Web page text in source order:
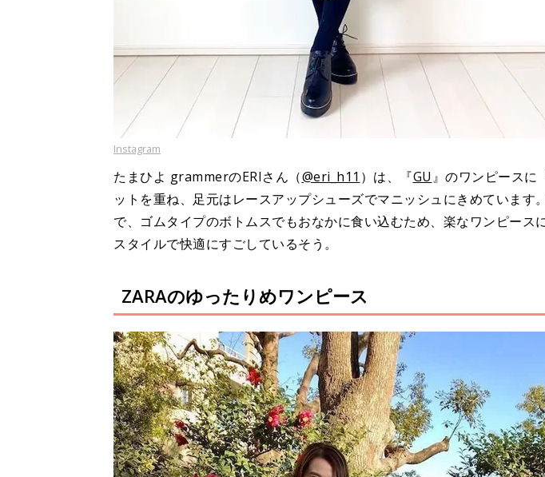
Instagram
たまひよ grammerのERIさん（@eri_h11 ）は、『GU 』のワンピースに
ットを重ね、足元はレースアップシューズでマニッシュにきめています
で、ゴムタイプのボトムスでもおなかに食い込むため、楽なワンピース
スタイルで快適にすごしているそう。
ZARAのゆったりめワンピース